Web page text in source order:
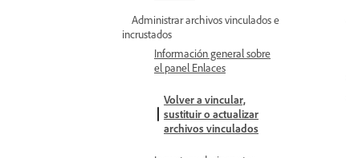
Administrar archivos vinculados e
incrustados
Información general sobre
el panel Enlaces
Volver a vincular,
sustituir o actualizar
archivos vinculados